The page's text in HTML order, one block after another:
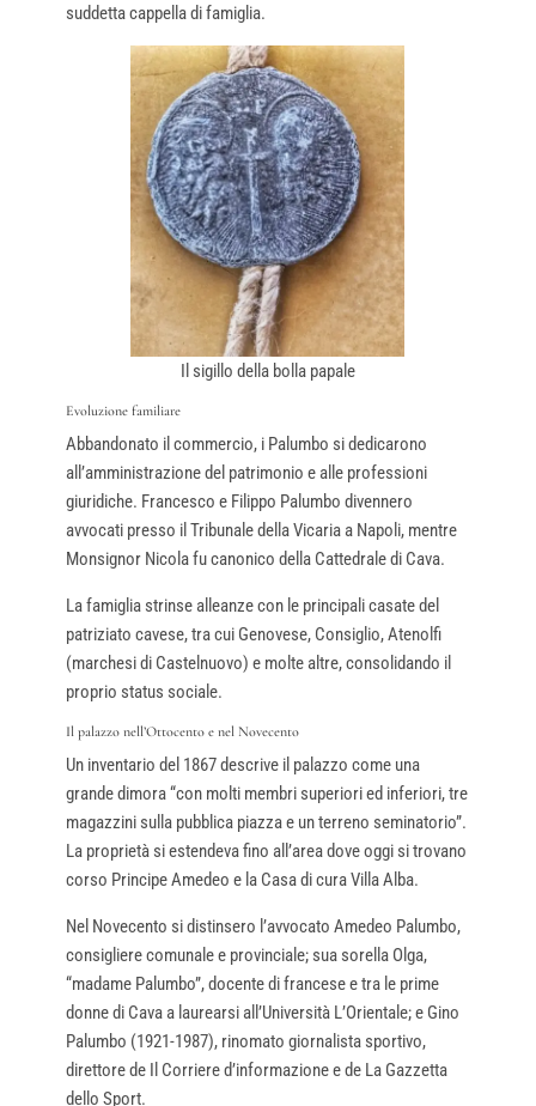
suddetta cappella di famiglia.
Il sigillo della bolla papale
Evoluzione familiare
Abbandonato il commercio, i Palumbo si dedicarono
all’amministrazione del patrimonio e alle professioni
giuridiche. Francesco e Filippo Palumbo divennero
avvocati presso il Tribunale della Vicaria a Napoli, mentre
Monsignor Nicola fu canonico della Cattedrale di Cava.
La famiglia strinse alleanze con le principali casate del
patriziato cavese, tra cui Genovese, Consiglio, Atenolfi
(marchesi di Castelnuovo) e molte altre, consolidando il
proprio status sociale.
Il palazzo nell’Ottocento e nel Novecento
Un inventario del 1867 descrive il palazzo come una
grande dimora “con molti membri superiori ed inferiori, tre
magazzini sulla pubblica piazza e un terreno seminatorio”.
La proprietà si estendeva fino all’area dove oggi si trovano
corso Principe Amedeo e la Casa di cura Villa Alba.
Nel Novecento si distinsero l’avvocato Amedeo Palumbo,
consigliere comunale e provinciale; sua sorella Olga,
“madame Palumbo”, docente di francese e tra le prime
donne di Cava a laurearsi all’Università L’Orientale; e Gino
Palumbo (1921-1987), rinomato giornalista sportivo,
direttore de Il Corriere d’informazione e de La Gazzetta
dello Sport.